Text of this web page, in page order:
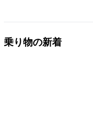
乗り物の新着